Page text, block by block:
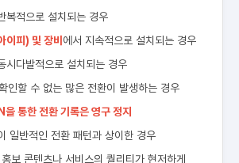
복적으로 설치되는 경우
이피) 및 장비 에서 지속적으로 설치되는 경우
시다발적으로 설치되는 경우
인할 수 없는 많은 전환이 발생하는 경우
통한 전환 기록은 영구 정지
일반적인 전환 패턴과 상이한 경우
보 콘텐츠나 서비스의 퀄리티가 현저하게